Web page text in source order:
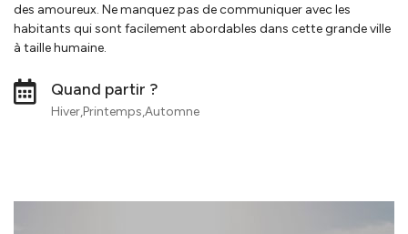
des amoureux. Ne manquez pas de communiquer avec les
habitants qui sont facilement abordables dans cette grande ville
à taille humaine.
Quand partir ?
Hiver,Printemps,Automne